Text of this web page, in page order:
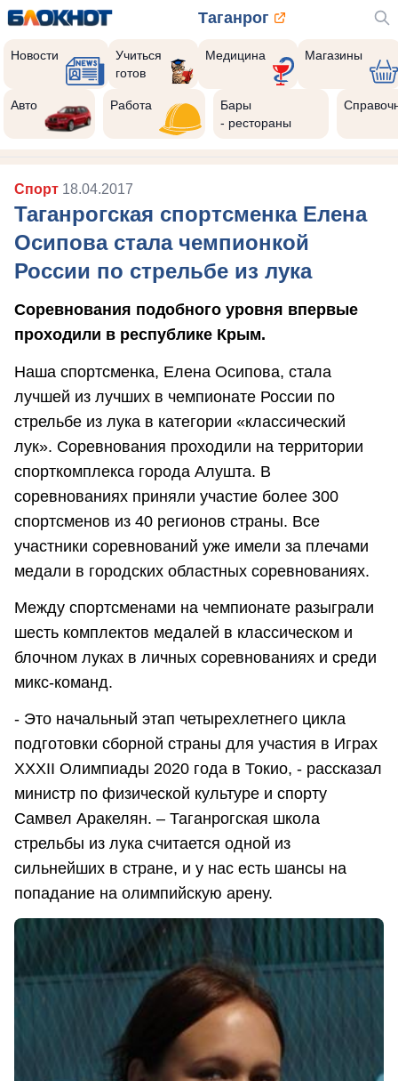
Таганрог
Новости
Учиться
готов
Медицина Магазины
Авто Работа
Бары
- рестораны
Спорт 18.04.2017
Таганрогская спортсменка Елена
Осипова стала чемпионкой
России по стрельбе из лука
Соревнования подобного уровня впервые
проходили в республике Крым.
Наша спортсменка, Елена Осипова, стала
лучшей из лучших в чемпионате России по
стрельбе из лука в категории «классический
лук». Соревнования проходили на территории
спорткомплекса города Алушта. В
соревнованиях приняли участие более 300
спортсменов из 40 регионов страны. Все
участники соревнований уже имели за плечами
медали в городских областных соревнованиях.
Между спортсменами на чемпионате разыграли
шесть комплектов медалей в классическом и
блочном луках в личных соревнованиях и среди
микс-команд.
- Это начальный этап четырехлетнего цикла
подготовки сборной страны для участия в Играх
XXXII Олимпиады 2020 года в Токио, - рассказал
министр по физической культуре и спорту
Самвел Аракелян. – Таганрогская школа
стрельбы из лука считается одной из
сильнейших в стране, и у нас есть шансы на
попадание на олимпийскую арену.